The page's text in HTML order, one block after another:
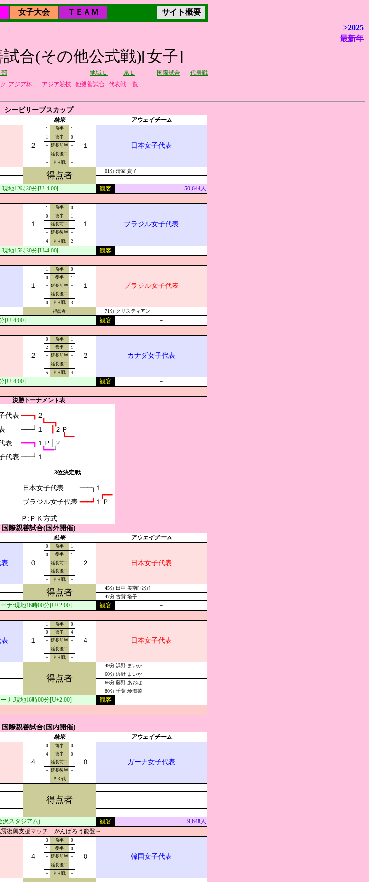
女子大会 ＴＥＡＭ
サイト概要
>2025
最新年
試合(その他公式戦)[女子]
部 地域Ｌ 県Ｌ 国際試合
代表戦
アジア杯 アジア競技 他親善試合 代表戦一覧
シービリーブスカップ
結果
アウェイチーム
２
1 前半 1
１ 日本女子代表
1 後半
0
－ 延長前半 －
－ 延長後半 －
－
ＰＫ戦 －
得点者 01分 清家 貴子
地12時30分[U-4:00] 観客
50,644人
１
1 前半 0
１ ブラジル女子代表
0 後半
1
－ 延長前半 －
－ 延長後半 －
4
ＰＫ戦 2
地15時30分[U-4:00] 観客
－
１
1 前半 0
１ ブラジル女子代表
0 後半
1
－ 延長前半 －
－ 延長後半 －
0
ＰＫ戦 3
得点者 71分 クリスティアン
[U-4:00] 観客
－
２
0 前半 1
２ カナダ女子代表
2 後半
1
－ 延長前半 －
－ 延長後半 －
5
ＰＫ戦 4
[U-4:00] 観客
－
決勝トーナメント表
代表
表
━━━┓ ２
┗━━┓
───┘１
２Ｐ
┗━━
━━━┓ １Ｐ│２
┗━━┘
───┘１
3位決定戦
日本女子代表
───┐１
┏━━
━━━┛ １Ｐ
Ｐ:ＰＫ方式
国際親善試合(国外開催)
結果
アウェイチーム
０
0 前半 1
２ 日本女子代表
0 後半
1
－ 延長前半 －
－ 延長後半 －
－
ＰＫ戦 －
得点者 45分 田中 美南[+2分]
47分 古賀 塔子
ナ:現地16時00分[U+2:00] 観客
－
１
1 前半 0
４ 日本女子代表
0 後半
4
－ 延長前半 －
－ 延長後半 －
－
ＰＫ戦 －
得点者
49分 浜野 まいか
60分 浜野 まいか
66分 藤野 あおば
80分 千葉 玲海菜
ナ:現地16時00分[U+2:00] 観客
－
国際親善試合(国内開催)
結果
アウェイチーム
４
0 前半 0
０ ガーナ女子代表
4 後半
0
－ 延長前半 －
－ 延長後半 －
－
ＰＫ戦 －
得点者
沢スタジアム) 観客
9,648人
復興支援マッチ がんばろう能登～
４
3 前半 0
０ 韓国女子代表
1 後半
0
－ 延長前半 －
－ 延長後半 －
－
ＰＫ戦 －